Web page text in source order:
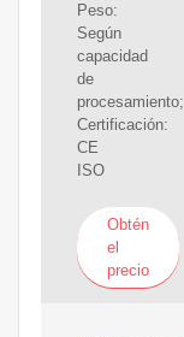
Peso:
Según
capacidad
de
procesamiento;
Certificación:
CE
ISO
Obtén
el
precio